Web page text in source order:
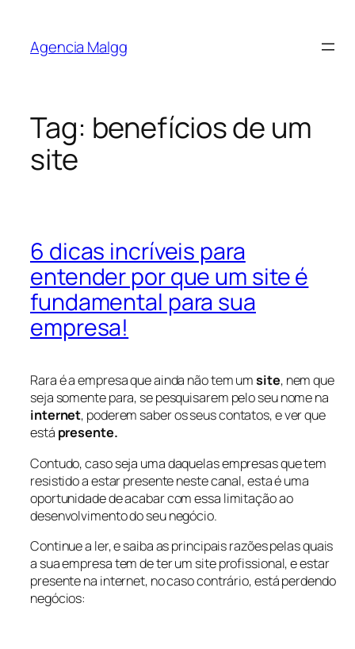
Agencia Malgg
Tag: benefícios de um
site
6 dicas incríveis para
entender por que um site é
fundamental para sua
empresa!
Rara é a empresa que ainda não tem umsite, nem que
seja somente para, se pesquisarem pelo seu nome na
internet, poderem saber os seus contatos, e ver que
está presente.
Contudo, caso seja uma daquelas empresas que tem
resistido a estar presente neste canal, esta é uma
oportunidade de acabar com essa limitação ao
desenvolvimento do seu negócio.
Continue a ler, e saiba as principais razões pelas quais
a sua empresa tem de ter um site profissional, e estar
presente na internet, no caso contrário, está perdendo
negócios: